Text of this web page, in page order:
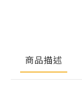
商品描述